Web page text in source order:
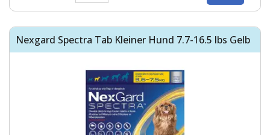
Nexgard Spectra Tab Kleiner Hund 7.7-16.5 lbs Gelb